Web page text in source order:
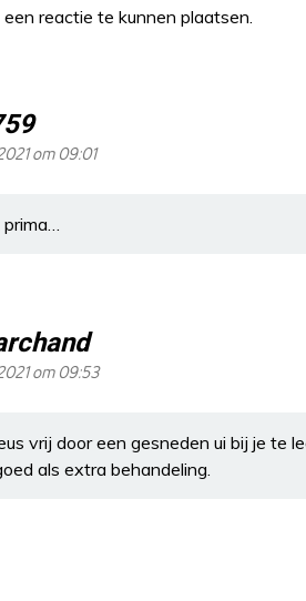
een reactie te kunnen plaatsen.
om 09:01
om 09:53
vrij door een gesneden ui bij je te
als extra behandeling.